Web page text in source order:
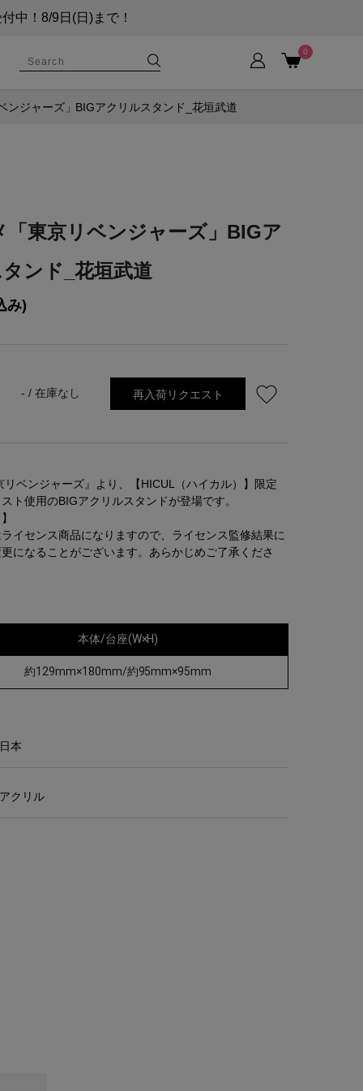
中！8/9日(日)まで！
0
ンジャーズ」BIGアクリルスタンド_花垣武道
「東京リベンジャーズ」BIGア
ンド_花垣武道
み)
- / 在庫なし 再入荷リクエスト
リベンジャーズ』より、【HICUL（ハイカル）】限定
ト使用のBIGアクリルスタンドが登場です。
ライセンス商品になりますので、ライセンス監修結果に
になることがございます。あらかじめご了承くださ
本体/台座(W×H)
約129mm×180mm/約95mm×95mm
日本
アクリル